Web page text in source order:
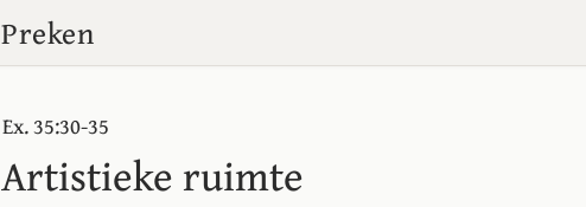
Preken
Ex. 35:30-35
Artistieke ruimte